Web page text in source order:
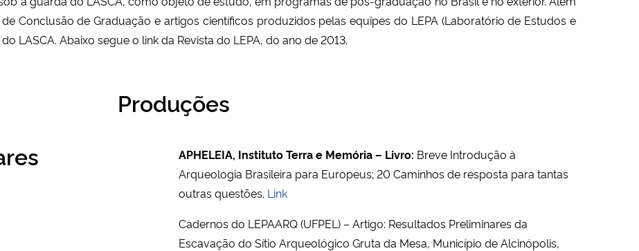
Conclusão de Graduação e artigos científicos produzidos pelas equipes do LEPA (Laboratório de Estudos e
LASCA. Abaixo segue o link da Revista do LEPA, do ano de 2013.
Produções
APHELEIA, Instituto Terra e Memória – Livro: Breve Introdução à
Arqueologia Brasileira para Europeus; 20 Caminhos de resposta para tantas
outras questões. Link
Cadernos do LEPAARQ (UFPEL) – Artigo: Resultados Preliminares da
Escavação do Sítio Arqueológico Gruta da Mesa, Município de Alcinópolis,